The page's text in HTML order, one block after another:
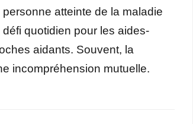
atteinte de la maladie
défi quotidien pour les aides-
aidants. Souvent, la
incompréhension mutuelle.